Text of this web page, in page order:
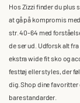
Hos Zizzi finder du plus
at gå på kompromis
str. 40-64 med
de ser ud. Udforsk alt
ekstra wide fit sko og
festtøj eller styles, der
dig. Shop dine favoritter
bare standarder.